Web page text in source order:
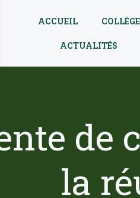
ACCUEIL COLLÈGE
ACTUALITÉS
de
la